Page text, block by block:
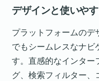
デザインと使いや
プラットフォームのデ
でもシームレスなナビ
す。直感的なインター
グ、検索フィルター